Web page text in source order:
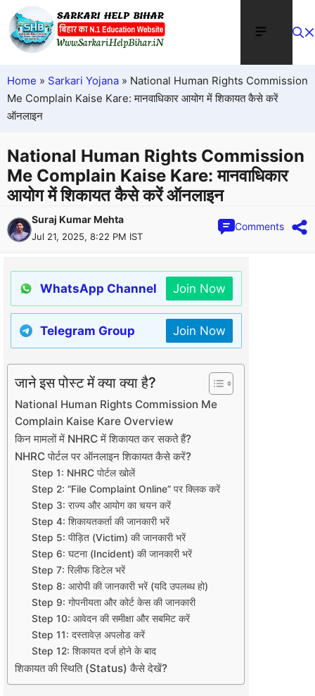
Home » Sarkari Yojana » National Human Rights Commission
Me Complain Kaise Kare: मानवाधिकार आयोग में शिकायत कैसे करें
ऑनलाइन
National Human Rights Commission
Me Complain Kaise Kare: मानवाधिकार
आयोग में शिकायत कैसे करें ऑनलाइन
Suraj Kumar Mehta
Jul 21, 2025, 8:22 PM IST
Comments
WhatsApp Channel Join Now
Telegram Group Join Now
जाने इस पोस्ट में क्या क्या है?
National Human Rights Commission Me
Complain Kaise Kare Overview
किन मामलों में NHRC में शिकायत कर सकते हैं?
NHRC पोर्टल पर ऑनलाइन शिकायत कैसे करें?
Step 1: NHRC पोर्टल खोलें
Step 2: “File Complaint Online” पर क्लिक करें
Step 3: राज्य और आयोग का चयन करें
Step 4: शिकायतकर्ता की जानकारी भरें
Step 5: पीड़ित (Victim) की जानकारी भरें
Step 6: घटना (Incident) की जानकारी भरें
Step 7: रिलीफ डिटेल भरें
Step 8: आरोपी की जानकारी भरें (यदि उपलब्ध हो)
Step 9: गोपनीयता और कोर्ट केस की जानकारी
Step 10: आवेदन की समीक्षा और सबमिट करें
Step 11: दस्तावेज़ अपलोड करें
Step 12: शिकायत दर्ज होने के बाद
शिकायत की स्थिति (Status) कैसे देखें?